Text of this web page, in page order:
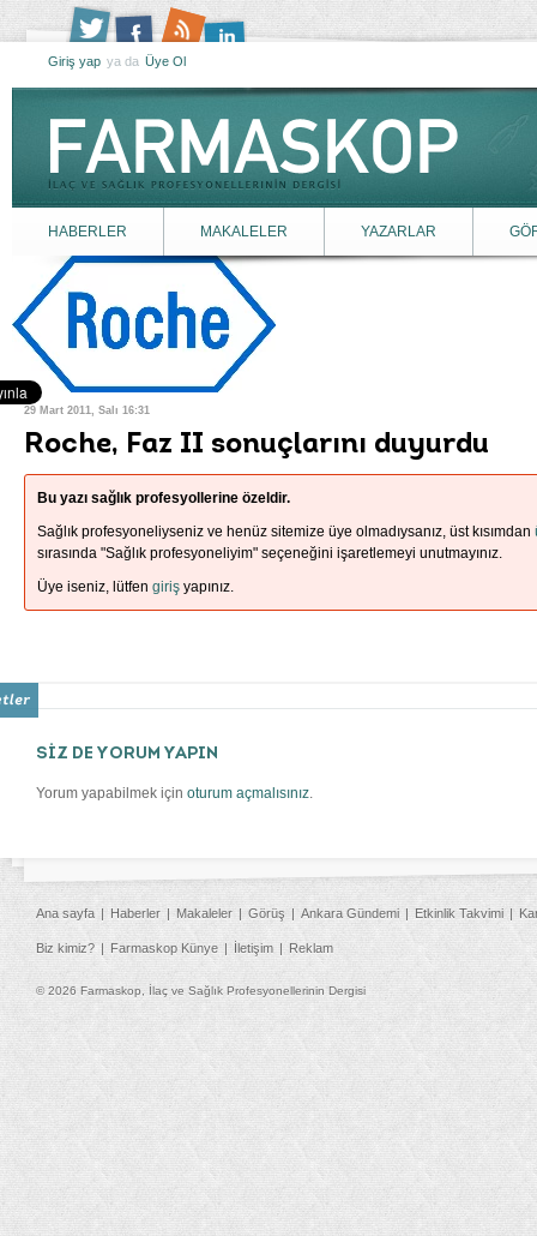
Giriş yap ya da Üye Ol
HABERLER MAKALELER YAZARLAR
29 Mart 2011, Salı 16:31
Roche, Faz II sonuçlarını duyurdu
Bu yazı sağlık profesyollerine özeldir.
Sağlık profesyoneliyseniz ve henüz sitemize üye olmadıysanız, üst kısımdan
sırasında "Sağlık profesyoneliyim" seçeneğini işaretlemeyi unutmayınız.
Üye iseniz, lütfen giriş yapınız.
SİZ DE YORUM YAPIN
Yorum yapabilmek için oturum açmalısınız.
Ana sayfa Haberler Makaleler Görüş Ankara Gündemi Etkinlik Takvimi
Biz kimiz? Farmaskop Künye İletişim Reklam
© 2026 Farmaskop, İlaç ve Sağlık Profesyonellerinin Dergisi